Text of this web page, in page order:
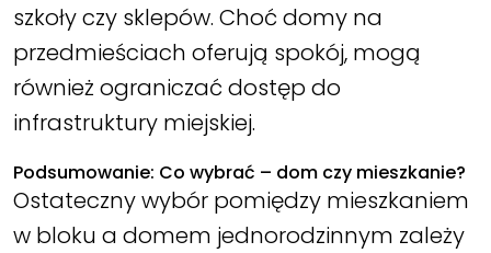
szkoły czy sklepów. Choć domy na
przedmieściach oferują spokój, mogą
również ograniczać dostęp do
infrastruktury miejskiej.
Podsumowanie: Co wybrać – dom czy mieszkanie?
Ostateczny wybór pomiędzy mieszkaniem
w bloku a domem jednorodzinnym zależy